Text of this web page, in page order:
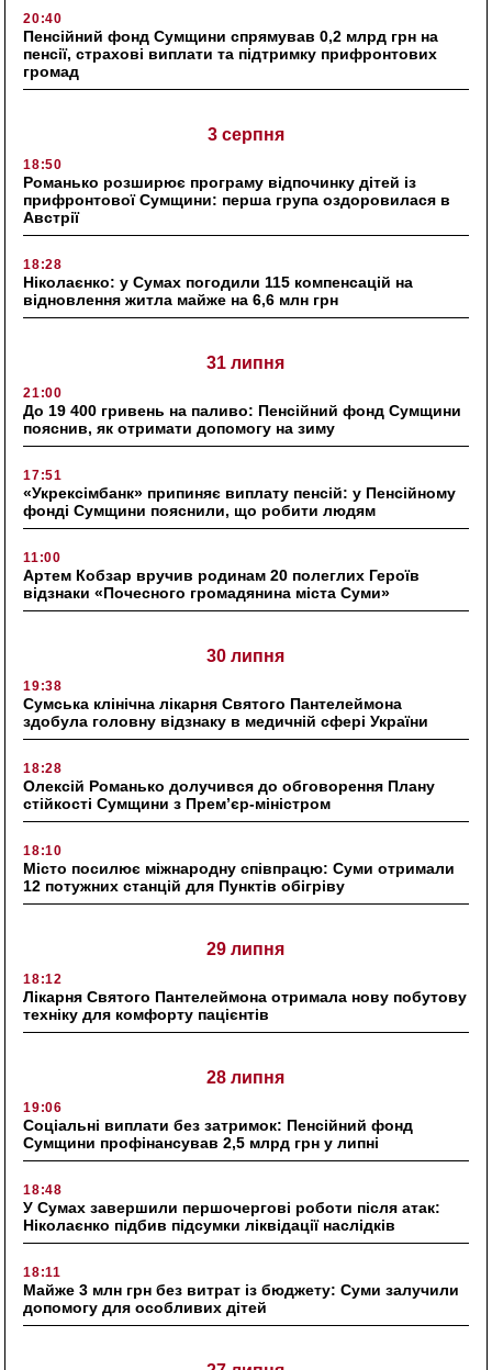
20:40
Пенсійний фонд Сумщини спрямував 0,2 млрд грн на
пенсії, страхові виплати та підтримку прифронтових
громад
3 серпня
18:50
Романько розширює програму відпочинку дітей із
прифронтової Сумщини: перша група оздоровилася в
Австрії
18:28
Ніколаєнко: у Сумах погодили 115 компенсацій на
відновлення житла майже на 6,6 млн грн
31 липня
21:00
До 19 400 гривень на паливо: Пенсійний фонд Сумщини
пояснив, як отримати допомогу на зиму
17:51
«Укрексімбанк» припиняє виплату пенсій: у Пенсійному
фонді Сумщини пояснили, що робити людям
11:00
Артем Кобзар вручив родинам 20 полеглих Героїв
відзнаки «Почесного громадянина міста Суми»
30 липня
19:38
Сумська клінічна лікарня Святого Пантелеймона
здобула головну відзнаку в медичній сфері України
18:28
Олексій Романько долучився до обговорення Плану
стійкості Сумщини з Прем’єр-міністром
18:10
Місто посилює міжнародну співпрацю: Суми отримали
12 потужних станцій для Пунктів обігріву
29 липня
18:12
Лікарня Святого Пантелеймона отримала нову побутову
техніку для комфорту пацієнтів
28 липня
19:06
Соціальні виплати без затримок: Пенсійний фонд
Сумщини профінансував 2,5 млрд грн у липні
18:48
У Сумах завершили першочергові роботи після атак:
Ніколаєнко підбив підсумки ліквідації наслідків
18:11
Майже 3 млн грн без витрат із бюджету: Суми залучили
допомогу для особливих дітей